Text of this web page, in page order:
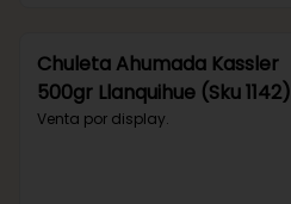
Chuleta Ahumada Kassler
500gr Llanquihue (Sku 1142)
Venta por display.